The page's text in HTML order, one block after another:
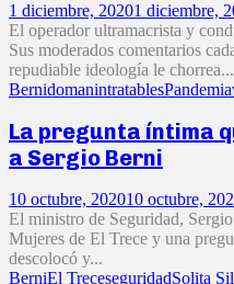
1 diciembre, 20201 diciembre,
El operador ultramacrista y
Sus moderados comentarios
repudiable ideología le chorrea...
BernidomanintratablesPandemia
La pregunta íntima
a Sergio Berni
10 octubre, 202010 octubre,
El ministro de Seguridad,
Mujeres de El Trece y una
descolocó y...
BerniEl TreceseguridadSolita